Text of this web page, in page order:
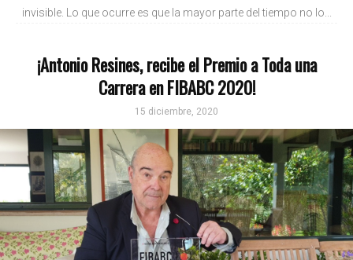
invisible. Lo que ocurre es que la mayor parte del tiempo no lo...
¡Antonio Resines, recibe el Premio a Toda una
Carrera en FIBABC 2020!
15 diciembre, 2020